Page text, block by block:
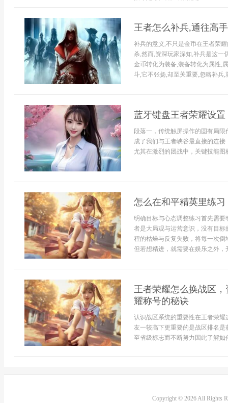
王者怎么补兵,通往高
补兵的意义,不只是金币在王者荣
杀,然而,资深玩家深知,补兵是这一
金币转化为装备,装备转化为属性,
斗,它不张扬,却至关重要,忽略补兵
蓝牙键盘王者荣耀设
段落一，传统触屏操作的固有局
成了我们与王者峡谷最直接的连
尤其在激烈的团战中，关键技能图
怎么在和平精英里练
明确目标与心态调整练习首先需
者是大局观与运营意识，没有目
程的枯燥与反复失败，将每一次
但若想精进，就需要在娱乐之外
王者荣耀怎么换战区
耀称号的秘诀
认识战区系统的重要性在王者荣
友一较高下更重要的是战区排名
至省级标志而不断努力因此了解
Copyright © 2026 All Rights